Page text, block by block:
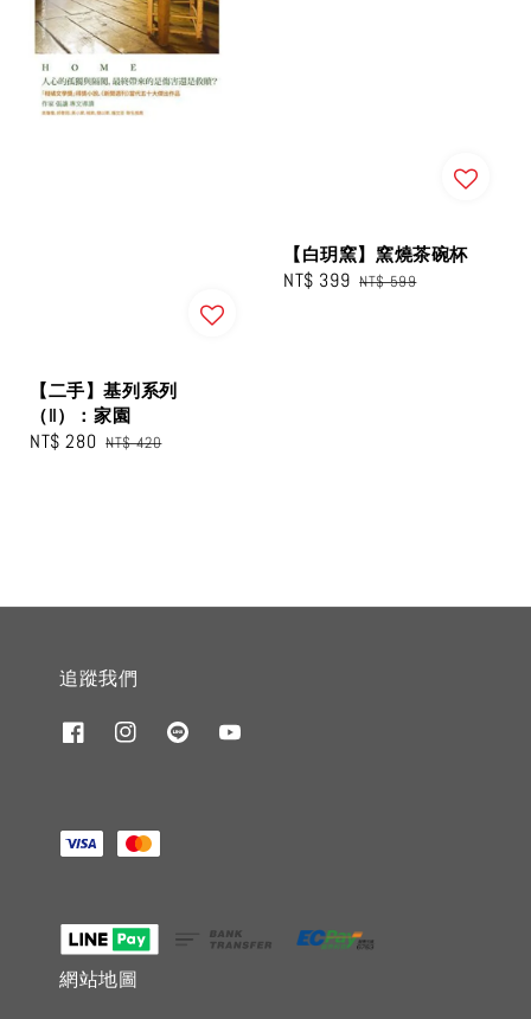
【二手】基列系列
（II）：家園
Sale
NT$ 280 Regular
NT$ 420
【白玥窯】窯燒茶碗杯
Sale
NT$ 399 Regular
NT$ 599
追蹤我們
網站地圖